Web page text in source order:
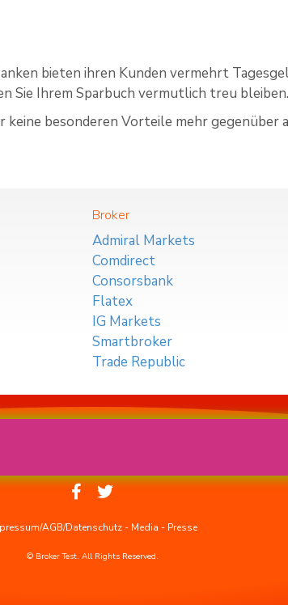
bieten ihren Kunden vermehrt
Sie Ihrem Sparbuch vermutlich treu bleiben.
keine besonderen Vorteile mehr
Broker
Admiral Markets
Comdirect
Consorsbank
Flatex
IG Markets
Smartbroker
Trade Republic
AGB/Datenschutz- Media - Presse
© Broker Test. All Rights Reserved.